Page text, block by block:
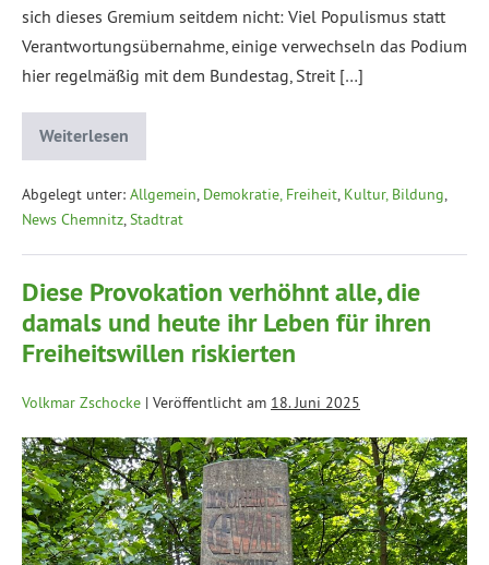
sich dieses Gremium seitdem nicht: Viel Populismus statt
Verantwortungsübernahme, einige verwechseln das Podium
hier regelmäßig mit dem Bundestag, Streit […]
Weiterlesen
Abgelegt unter: Allgemein, Demokratie, Freiheit, Kultur, Bildung,
News Chemnitz,Stadtrat
Diese Provokation verhöhnt alle, die
damals und heute ihr Leben für ihren
Freiheitswillen riskierten
Volkmar Zschocke | Veröffentlicht am 18. Juni 2025